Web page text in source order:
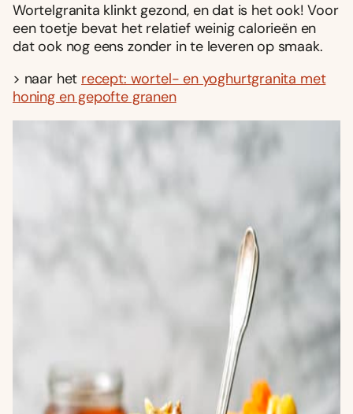
Wortelgranita klinkt gezond, en dat is het ook! Voor
een toetje bevat het relatief weinig calorieën en
dat ook nog eens zonder in te leveren op smaak.
> naar het recept: wortel- en yoghurtgranita met
honing en gepofte granen